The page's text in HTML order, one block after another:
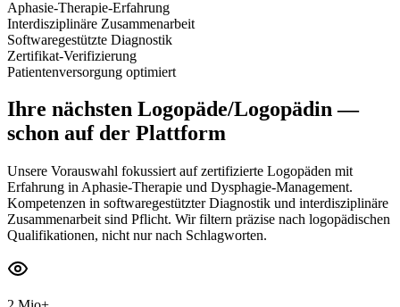
Aphasie-Therapie-Erfahrung
Interdisziplinäre Zusammenarbeit
Softwaregestützte Diagnostik
Zertifikat-Verifizierung
Patientenversorgung optimiert
Ihre nächsten Logopäde/Logopädin—
schon auf der Plattform
Unsere Vorauswahl fokussiert auf zertifizierte Logopäden mit
Erfahrung in Aphasie-Therapie und Dysphagie-Management.
Kompetenzen in softwaregestützter Diagnostik und interdisziplinäre
Zusammenarbeit sind Pflicht. Wir filtern präzise nach logopädischen
Qualifikationen, nicht nur nach Schlagworten.